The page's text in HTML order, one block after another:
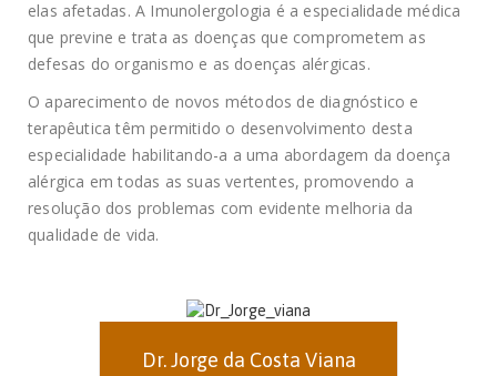
elas afetadas. A Imunolergologia é a especialidade médica
que previne e trata as doenças que comprometem as
defesas do organismo e as doenças alérgicas.
O aparecimento de novos métodos de diagnóstico e
terapêutica têm permitido o desenvolvimento desta
especialidade habilitando-a a uma abordagem da doença
alérgica em todas as suas vertentes, promovendo a
resolução dos problemas com evidente melhoria da
qualidade de vida.
Dr. Jorge da Costa Viana